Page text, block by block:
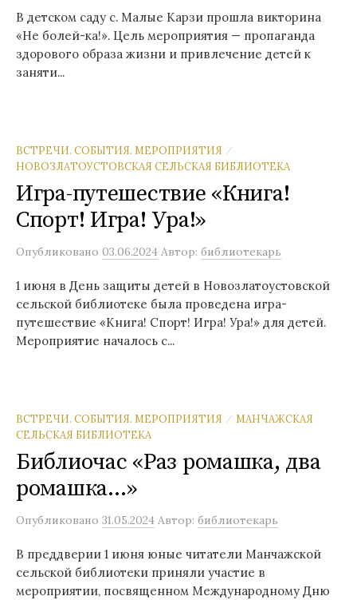
В детском саду с. Малые Карзи прошла викторина
«Не болей-ка!». Цель мероприятия — пропаганда
здорового образа жизни и привлечение детей к
заняти...
ВСТРЕЧИ. СОБЫТИЯ. МЕРОПРИЯТИЯ /
НОВОЗЛАТОУСТОВСКАЯ СЕЛЬСКАЯ БИБЛИОТЕКА
Игра-путешествие «Книга!
Спорт! Игра! Ура!»
Опубликовано 03.06.2024 Автор: библиотекарь
1 июня в День защиты детей в Новозлатоустовской
сельской библиотеке была проведена игра-
путешествие «Книга! Спорт! Игра! Ура!» для детей.
Мероприятие началось с...
ВСТРЕЧИ. СОБЫТИЯ. МЕРОПРИЯТИЯ / МАНЧАЖСКАЯ
СЕЛЬСКАЯ БИБЛИОТЕКА
Библиочас «Раз ромашка, два
ромашка…»
Опубликовано 31.05.2024 Автор: библиотекарь
В преддверии 1 июня юные читатели Манчажской
сельской библиотеки приняли участие в
мероприятии, посвященном Международному Дню